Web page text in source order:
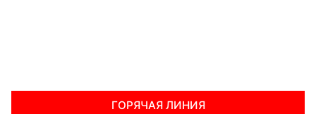
ГОРЯЧАЯ ЛИНИЯ